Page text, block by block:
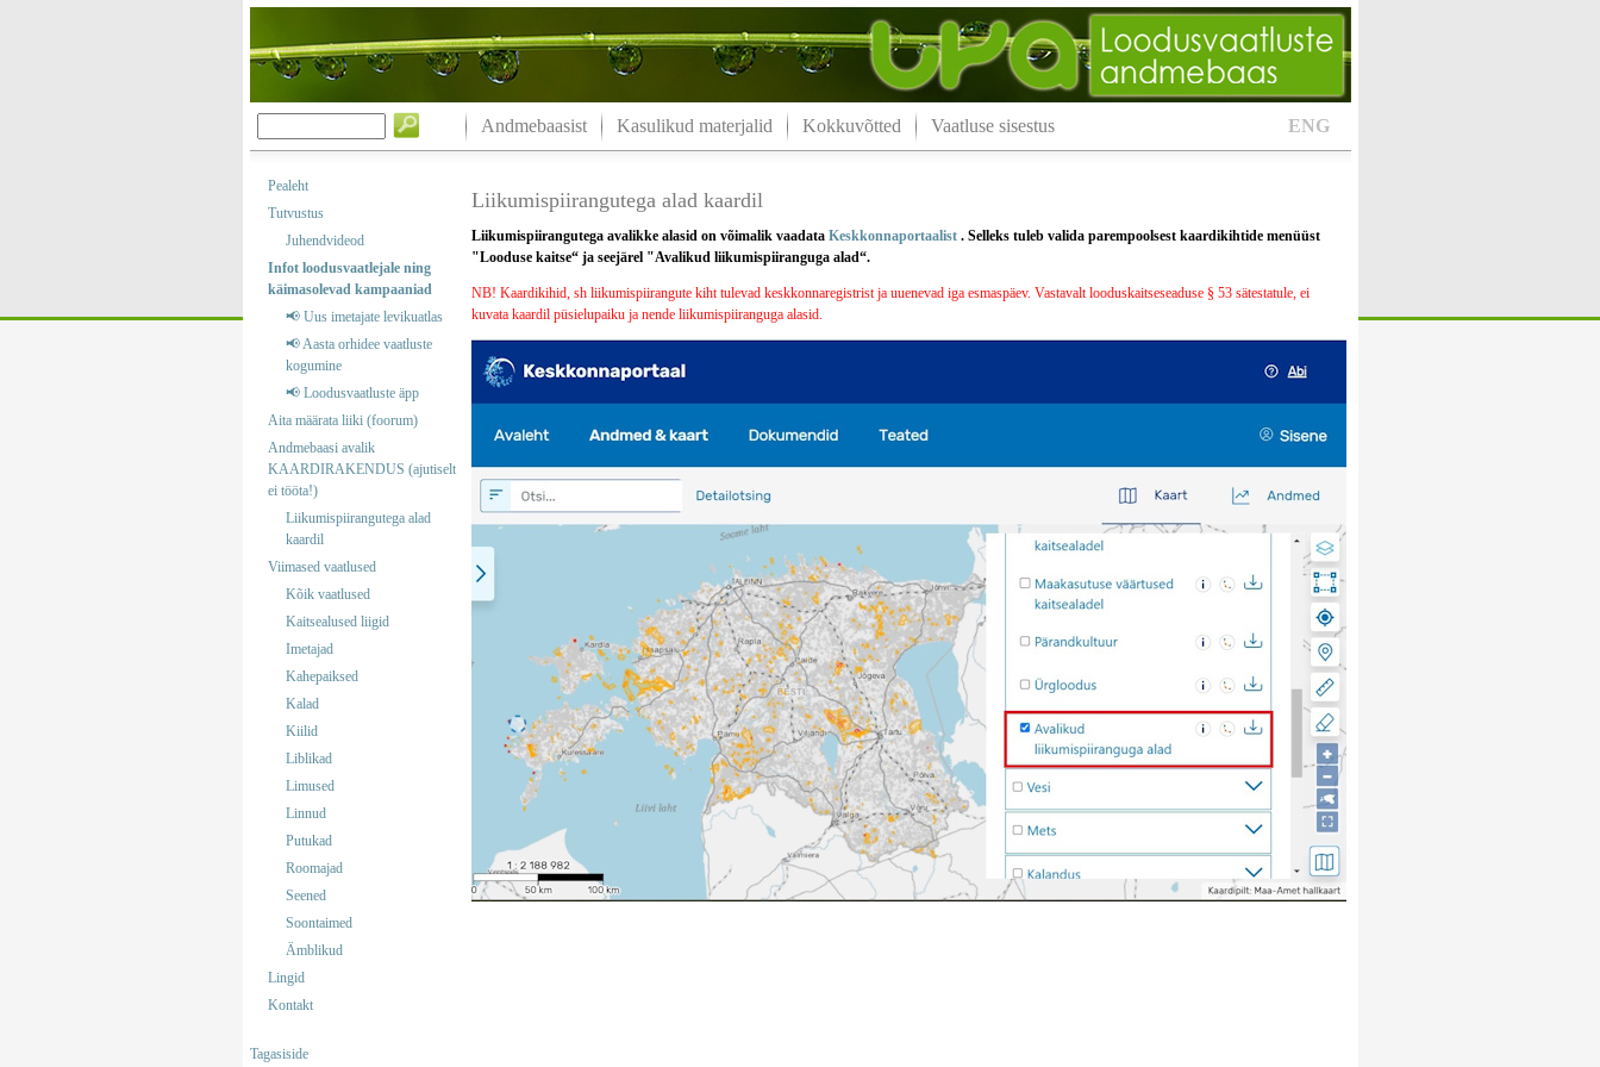
ENG
Andmebaasist Kasulikud materjalid Kokkuvõtted Vaatluse sisestus
Pealeht
Tutvustus
Juhendvideod
Infot loodusvaatlejale ning
käimasolevad kampaaniad
📢 Uus imetajate levikuatlas
📢 Aasta orhidee vaatluste
kogumine
📢 Loodusvaatluste äpp
Aita määrata liiki (foorum)
Andmebaasi avalik
KAARDIRAKENDUS (ajutiselt
ei tööta!)
Liikumispiirangutega alad
kaardil
Viimased vaatlused
Kõik vaatlused
Kaitsealused liigid
Imetajad
Kahepaiksed
Kalad
Kiilid
Liblikad
Limused
Linnud
Putukad
Roomajad
Seened
Soontaimed
Ämblikud
Lingid
Kontakt
Tagasiside
Liikumispiirangutega alad kaardil
Liikumispiirangutega avalikke alasid on võimalik vaadata Keskkonnaportaalist. Selleks tuleb valida parempoolsest kaardikihtide menüüst
"Looduse kaitse“ ja seejärel "Avalikud liikumispiiranguga alad“.
NB! Kaardikihid, sh liikumispiirangute kiht tulevad keskkonnaregistrist ja uuenevad iga esmaspäev. Vastavalt looduskaitseseaduse § 53 sätestatule, ei
kuvata kaardil püsielupaiku ja nende liikumispiiranguga alasid.